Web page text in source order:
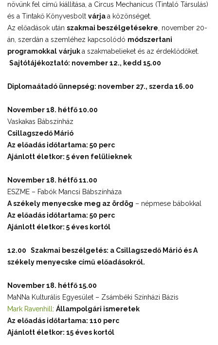
növünk fel című kiállítása, a Circus Mechanicus (Tintaló Társulás)
és a Tintakő Könyvesbolt várjaa közönséget.
Az előadások után szakmai beszélgetésekre , november 20-
án, szerdán a szemléhez kapcsolódó módszertani
programokkal várjuka szakmabelieket és az érdeklődőket.
Sajtótájékoztató: november 12., kedd 15.00
Diplomaátadó ünnepség: november 27., szerda 16.00
November 18. hétfő 10.00
Vaskakas Bábszínház
Csillagszedő Márió
Az előadás időtartama: 50 perc
Ajánlott életkor: 5 éven felülieknek
November 18. hétfő 11.00
ESZME – Fabók Mancsi Bábszínháza
A székely menyecske meg az ördög – népmese bábokkal
Az előadás időtartama: 50 perc
Ajánlott életkor: 5 éves kortól
12.00 Szakmai beszélgetés: a Csillagszedő Márió és A
székely menyecske című előadásokról.
November 18. hétfő 15.00
MaNNa Kulturális Egyesület – Zsámbéki Színházi Bázis
Mark Ravenhill : Állampolgári ismeretek
Az előadás időtartama: 110 perc
Ajánlott életkor: 15 éves kortól